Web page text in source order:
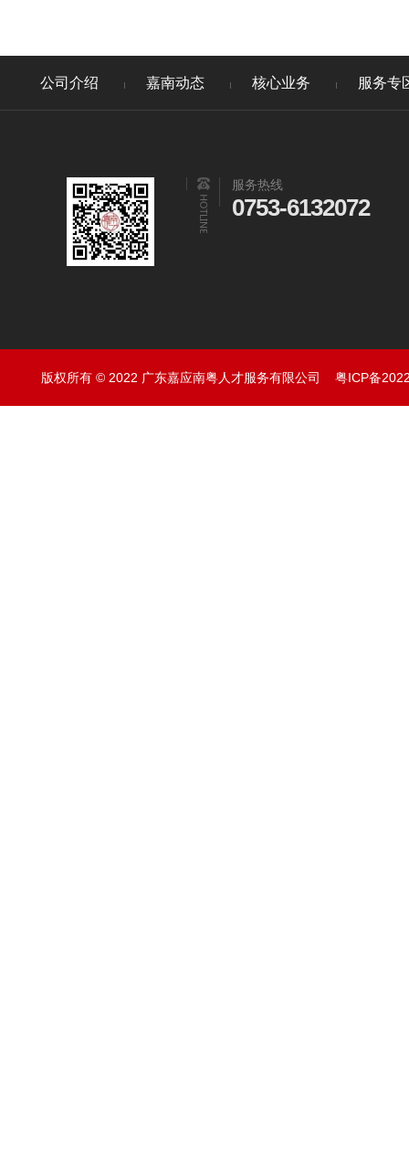
公司介绍 嘉南动态 核心业务 服务专
服务热线
0753-6132072
版权所有 © 2022 广东嘉应南粤人才服务有限公司 粤ICP备